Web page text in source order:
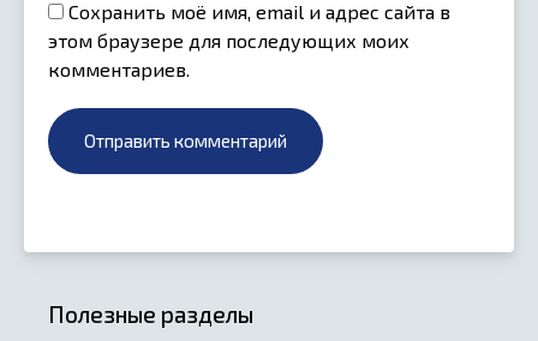
Сохранить моё имя, email и адрес сайта в
этом браузере для последующих моих
комментариев.
Полезные разделы